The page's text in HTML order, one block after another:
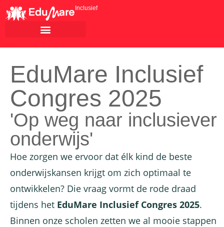
Inclusief
EduMare Inclusief
Congres 2025
'Op weg naar inclusiever
onderwijs'
Hoe zorgen we ervoor dat élk kind de beste
onderwijskansen krijgt om zich optimaal te
ontwikkelen? Die vraag vormt de rode draad
tijdens het EduMare Inclusief Congres 2025.
Binnen onze scholen zetten we al mooie stappen